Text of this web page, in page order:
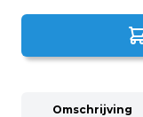
Omschrijving